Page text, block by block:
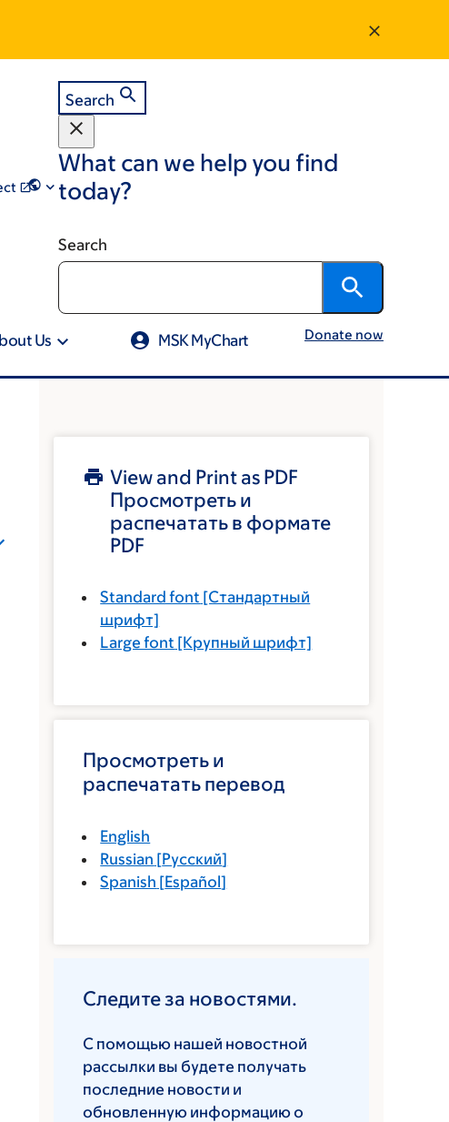
Search
What can we help you find
today?
Search
Us MSK MyChart Donate now
View and Print as PDF
Просмотреть и
распечатать в формате
PDF
Standard font [Стандартный
шрифт]
Large font [Крупный шрифт]
Просмотреть и
распечатать перевод
English
Russian [Русский]
Spanish [Español]
Следите за новостями.
С помощью нашей новостной
рассылки вы будете получать
последние новости и
обновленную информацию о